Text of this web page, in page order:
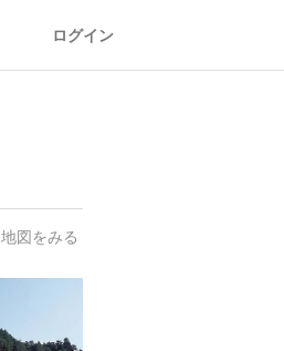
ログイン
地図をみる